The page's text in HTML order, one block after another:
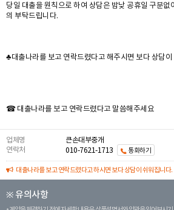
당일 대출을 원칙으로 하여 상담은 밤낮 공휴일 구분없
의 부탁드립니다.
♣대출나라를 보고 연락드렸다고 해주시면 보다 상담이
☎ 대출나라를 보고 연락드렸다고 말씀해주세요
업체명
큰손대부중개
연락처
010-7621-1713 통화하기
대출나라를 보고 연락드렸다고 하시면 보다 상담이 쉬워집니다.
※ 유의사항